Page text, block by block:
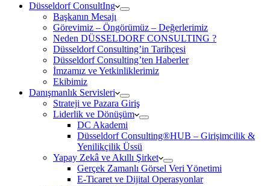
Düsseldorf ConsultIng
Başkanın Mesajı
Görevimiz – Öngörümüz – Değerlerimiz
Neden DÜSSELDORF CONSULTING ?
Düsseldorf Consulting’in Tarihçesi
Düsseldorf Consulting’ten Haberler
İmzamız ve Yetkinliklerimiz
Ekibimiz
Danışmanlık Servisleri
Strateji ve Pazara Giriş
Liderlik ve Dönüşüm
DC Akademi
Düsseldorf Consulting®HUB – Girişimcilik &
Yenilikçilik Üssü
Yapay Zekâ ve Akıllı Şirket
Gerçek Zamanlı Görsel Veri Yönetimi
E-Ticaret ve Dijital Operasyonlar